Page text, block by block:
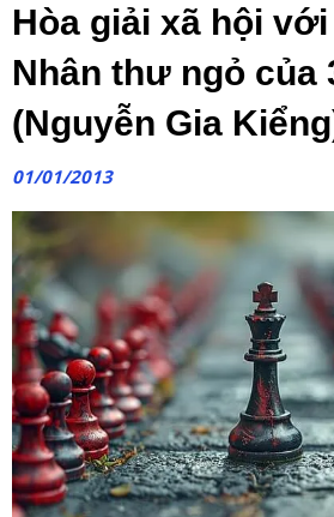
Hòa giải xã hội
Nhân thư ngỏ của
(Nguyễn Gia
01/01/2013